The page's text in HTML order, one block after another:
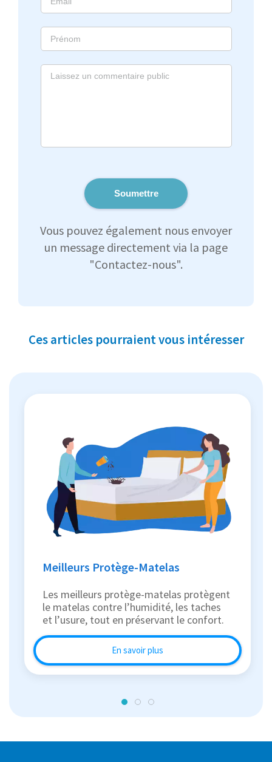
Soumettre
Vous pouvez également nous envoyer
un message directement via la page
"Contactez-nous".
Ces articles pourraient vous intéresser
Meilleurs Protège-Matelas
Les meilleurs protège-matelas protègent
le matelas contre l’humidité, les taches
et l’usure, tout en préservant le confort.
En savoir plus